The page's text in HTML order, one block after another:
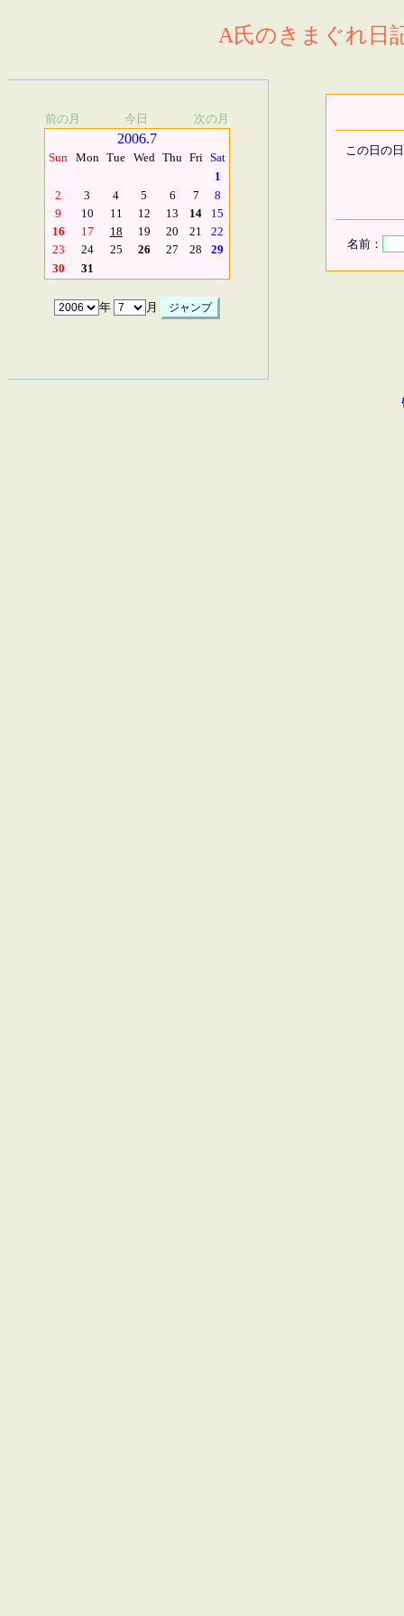
A氏のきまぐれ日
前の月 今日 次の月
2006.7
Sun Mon Tue Wed Thu Fri Sat
1
2
3 4 5 6 7
8
9
10 11 12 13 14
15
16
17 18 19 20 21
22
23
24 25 26 27 28
29
30
31
年 月
この日の
名前：